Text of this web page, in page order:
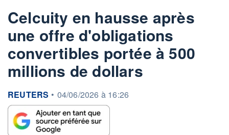
Celcuity en hausse après
une offre d'obligations
convertibles portée à 500
millions de dollars
information fournie par
REUTERS • 04/06/2026 à 16:26